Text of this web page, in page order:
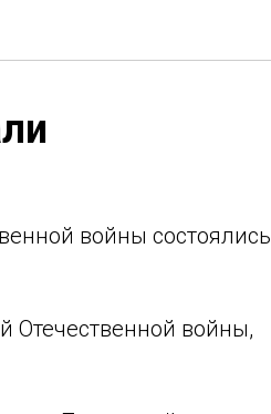
войны состоялись
Отечественной войны,